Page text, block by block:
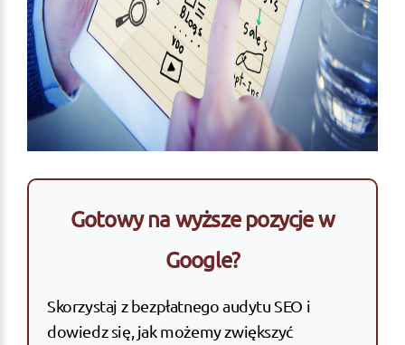
Gotowy na wyższe pozycje w
Google?
Skorzystaj z bezpłatnego audytu SEO i
dowiedz się, jak możemy zwiększyć